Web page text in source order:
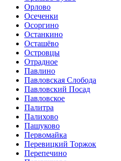
Орлово
Осеченки
Осоргино
Останкино
Осташёво
Островцы
Отрадное
Павлино
Павловская Слобода
Павловский Посад
Павловское
Палитра
Палихово
Пашуково
Первомайка
Перевицкий Торжок
Перепечино